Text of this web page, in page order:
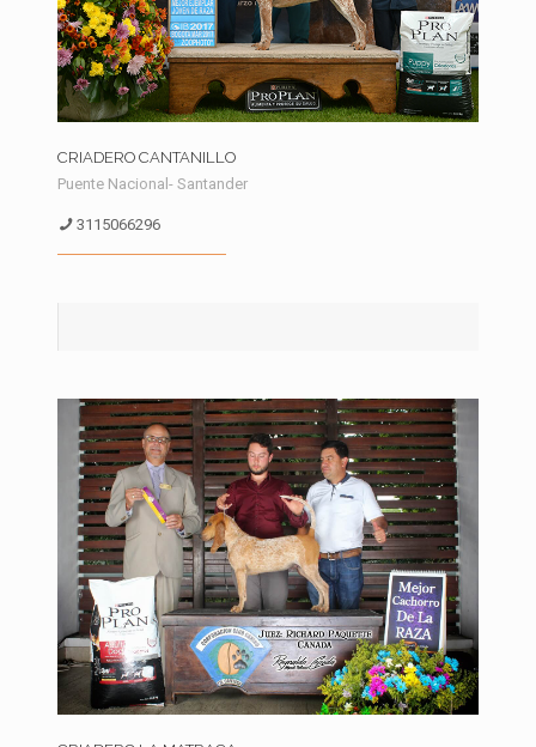
CRIADERO CANTANILLO
Puente Nacional- Santander
3115066296